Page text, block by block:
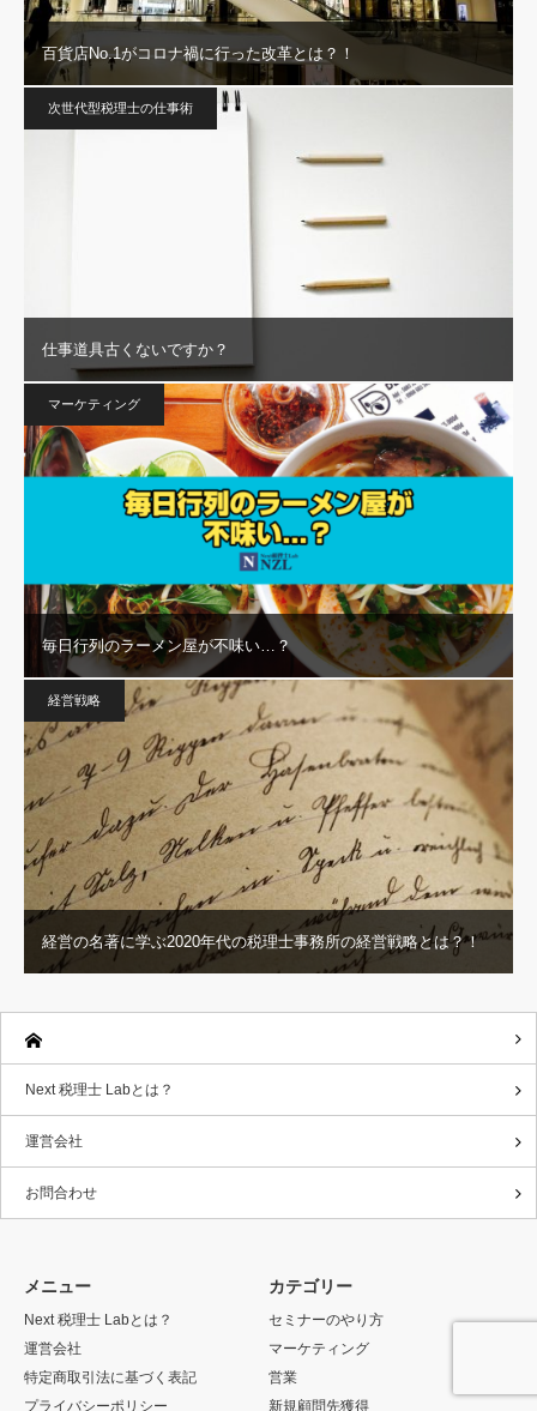
百貨店No.1がコロナ禍に行った改革とは？！
次世代型税理士の仕事術
仕事道具古くないですか？
マーケティング
毎日行列のラーメン屋が不味い…？
経営戦略
経営の名著に学ぶ2020年代の税理士事務所の経営戦略とは？！
Next 税理士 Labとは？
運営会社
お問合わせ
メニュー
Next 税理士 Labとは？
運営会社
特定商取引法に基づく表記
プライバシーポリシー
カテゴリー
セミナーのやり方
マーケティング
営業
新規顧問先獲得